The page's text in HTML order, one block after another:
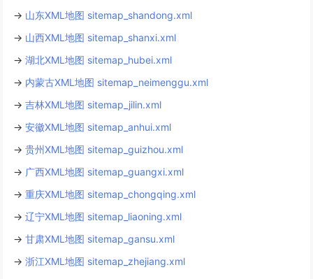
→ 山东XML地图 sitemap_shandong.xml
→ 山西XML地图 sitemap_shanxi.xml
→湖北XML地图 sitemap_hubei.xml
→ 内蒙古XML地图 sitemap_neimenggu.xml
→吉林XML地图 sitemap_jilin.xml
→安徽XML地图 sitemap_anhui.xml
→贵州XML地图 sitemap_guizhou.xml
→ 广西XML地图 sitemap_guangxi.xml
→重庆XML地图 sitemap_chongqing.xml
→辽宁XML地图 sitemap_liaoning.xml
→甘肃XML地图 sitemap_gansu.xml
→浙江XML地图 sitemap_zhejiang.xml